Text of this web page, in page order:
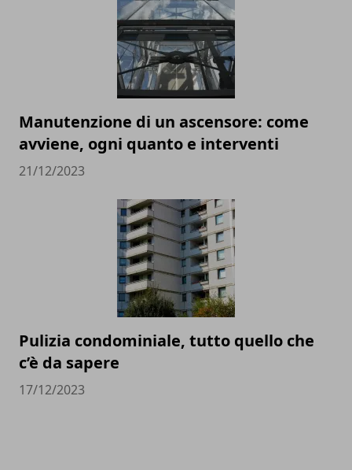
Manutenzione di un ascensore: come
avviene, ogni quanto e interventi
21/12/2023
Pulizia condominiale, tutto quello che
c’è da sapere
17/12/2023